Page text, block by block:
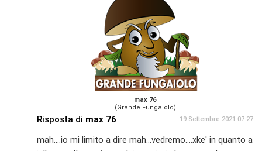
max 76
(Grande Fungaiolo)
Risposta di max 76 19 Settembre 2021 07:27
mah....io mi limito a dire mah...vedremo....xke' in quanto a